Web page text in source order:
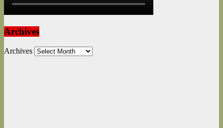
Archives
Archives